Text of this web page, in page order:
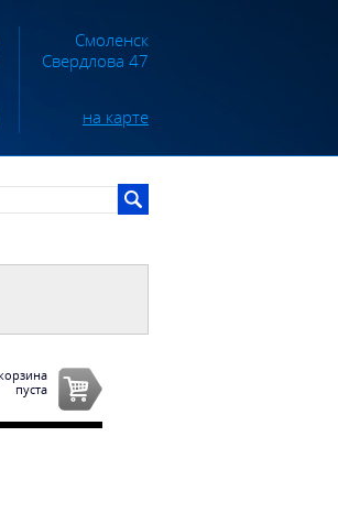
Смоленск
Свердлова 47
на карте
пуста